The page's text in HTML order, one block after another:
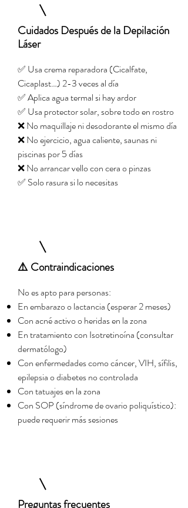
Cuidados Después de la Depilación
Láser
​✅ Usa crema reparadora (Cicalfate,
Cicaplast…) 2-3 veces al día
✅ Aplica agua termal si hay ardor
✅ Usa protector solar, sobre todo en rostro
❌ No maquillaje ni desodorante el mismo día
❌ No ejercicio, agua caliente, saunas ni
piscinas por 5 días
❌ No arrancar vello con cera o pinzas
✅ Solo rasura si lo necesitas
⚠️ Contraindicaciones
No es apto para personas:
En embarazo o lactancia (esperar 2 meses)
Con acné activo o heridas en la zona
En tratamiento con Isotretinoína (consultar
dermatólogo)
Con enfermedades como cáncer, VIH, sífilis,
epilepsia o diabetes no controlada
Con tatuajes en la zona
Con SOP (síndrome de ovario poliquístico):
puede requerir más sesiones
Preguntas frecuentes